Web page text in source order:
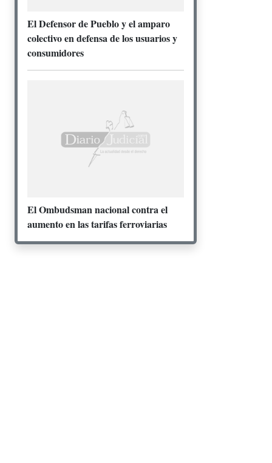
El Defensor de Pueblo y el amparo
colectivo en defensa de los usuarios y
consumidores
El Ombudsman nacional contra el
aumento en las tarifas ferroviarias